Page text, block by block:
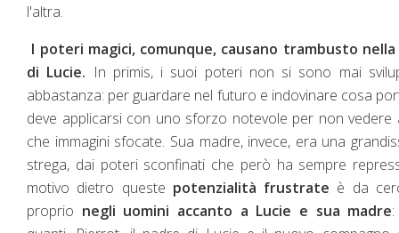
l'altra.
I poteri magici, comunque, causano trambusto
di Lucie. In primis, i suoi poteri non si sono mai
abbastanza: per guardare nel futuro e indovinare cosa
deve applicarsi con uno sforzo notevole per non vedere
che immagini sfocate. Sua madre, invece, era una
strega, dai poteri sconfinati che però ha sempre
motivo dietro queste potenzialità frustrate è da
proprio negli uomini accanto a Lucie e sua madre